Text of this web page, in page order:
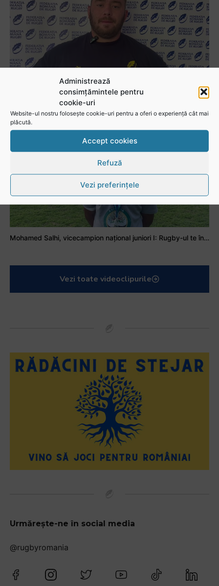
Administrează
consimțămintele pentru
cookie-uri
Website-ul nostru folosește cookie-uri pentru a oferi o experiență cât mai
plăcută.
Accept cookies
Refuză
Vezi preferințele
Stejarul Iulian Hartig: A fost un turneu care a unit mai mult echipa
Mohamed Salhi, vicecampion național juniori I: Rugby-ul te învață să accepți și înfrângerile
Vezi toate videoclipurile
Urmărește-ne în social media
@rugbyromania